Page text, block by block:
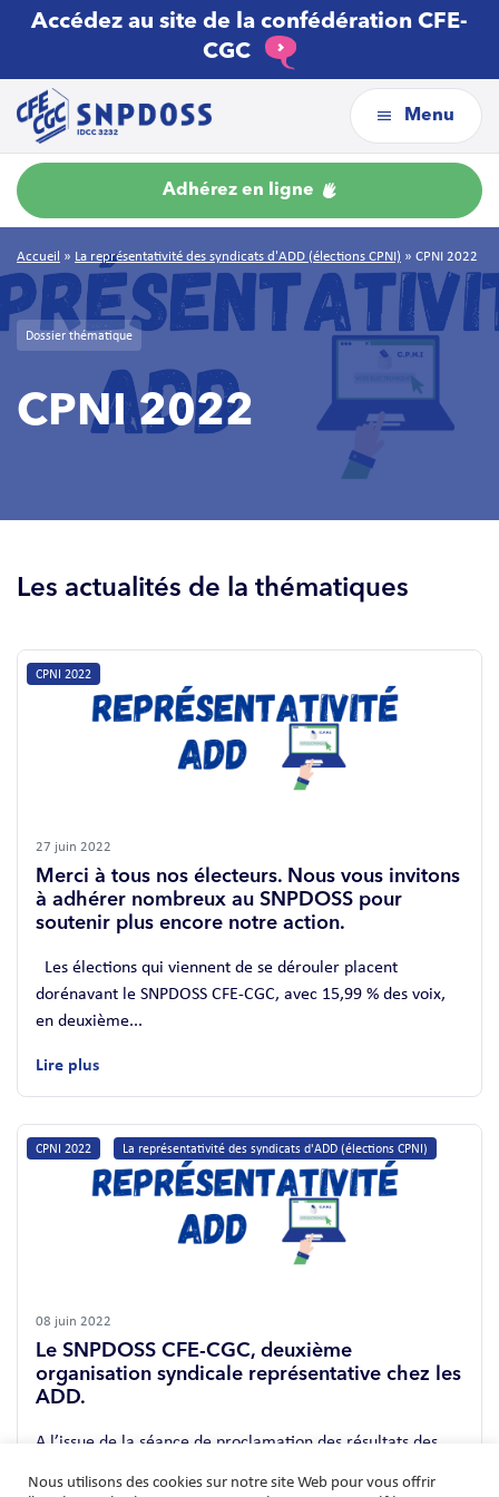
Accédez au site de la confédération CFE-
CGC
Menu
Adhérez en ligne
Accueil » La représentativité des syndicats d'ADD (élections CPNI) » CPNI 2022
Dossier thématique
CPNI 2022
Les actualités de la thématiques
CPNI 2022
27 juin 2022
Merci à tous nos électeurs. Nous vous invitons
à adhérer nombreux au SNPDOSS pour
soutenir plus encore notre action.
Les élections qui viennent de se dérouler placent
dorénavant le SNPDOSS CFE-CGC, avec 15,99 % des voix,
en deuxième...
Lire plus
CPNI 2022 La représentativité des syndicats d'ADD (élections CPNI)
08 juin 2022
Le SNPDOSS CFE-CGC, deuxième
organisation syndicale représentative chez les
ADD.
A l’issue de la séance de proclamation des résultats des
Nous utilisons des cookies sur notre site Web pour vous offrir